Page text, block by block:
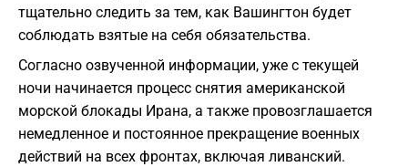
тщательно следить за тем, как Вашингтон будет
соблюдать взятые на себя обязательства.
​Согласно озвученной информации, уже с текущей
ночи начинается процесс снятия американской
морской блокады Ирана, а также провозглашается
немедленное и постоянное прекращение военных
действий на всех фронтах, включая ливанский.